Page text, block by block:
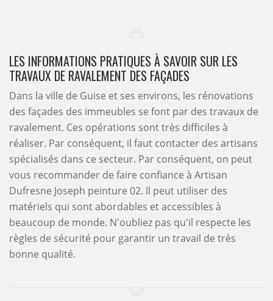
LES INFORMATIONS PRATIQUES À SAVOIR SUR LES
TRAVAUX DE RAVALEMENT DES FAÇADES
Dans la ville de Guise et ses environs, les rénovations
des façades des immeubles se font par des travaux de
ravalement. Ces opérations sont très difficiles à
réaliser. Par conséquent, il faut contacter des artisans
spécialisés dans ce secteur. Par conséquent, on peut
vous recommander de faire confiance à Artisan
Dufresne Joseph peinture 02. Il peut utiliser des
matériels qui sont abordables et accessibles à
beaucoup de monde. N'oubliez pas qu'il respecte les
règles de sécurité pour garantir un travail de très
bonne qualité.